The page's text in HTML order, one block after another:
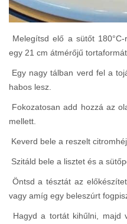
Melegítsd elő a sütőt
egy 21 cm átmérőjű tortaformát.
Egy nagy tálban verd fel a
habos lesz.
Fokozatosan add hozzá az
mellett.
Keverd bele a reszelt
Szitáld bele a lisztet és a
Öntsd a tésztát az
vagy amíg egy beleszúrt
Hagyd a tortát kihűlni, majd